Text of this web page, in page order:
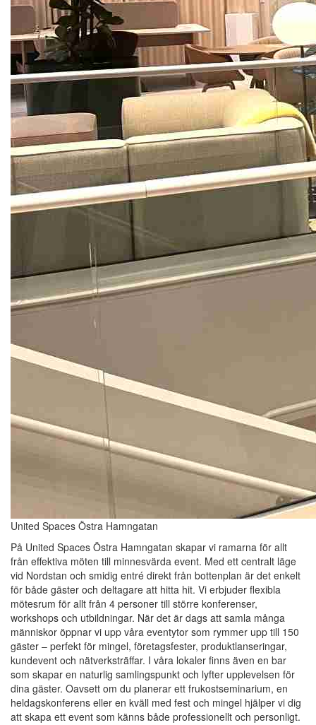
United Spaces Östra Hamngatan
På United Spaces Östra Hamngatan skapar vi ramarna för allt
från effektiva möten till minnesvärda event. Med ett centralt läge
vid Nordstan och smidig entré direkt från bottenplan är det enkelt
för både gäster och deltagare att hitta hit. Vi erbjuder flexibla
mötesrum för allt från 4 personer till större konferenser,
workshops och utbildningar. När det är dags att samla många
människor öppnar vi upp våra eventytor som rymmer upp till 150
gäster – perfekt för mingel, företagsfester, produktlanseringar,
kundevent och nätverksträffar. I våra lokaler finns även en bar
som skapar en naturlig samlingspunkt och lyfter upplevelsen för
dina gäster. Oavsett om du planerar ett frukostseminarium, en
heldagskonferens eller en kväll med fest och mingel hjälper vi dig
att skapa ett event som känns både professionellt och personligt.